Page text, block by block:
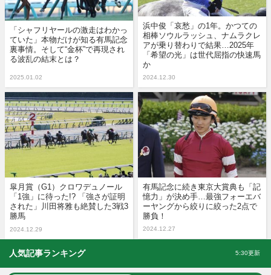
「シャフリヤールの激走はわかっ
ていた」本物だけが知る有馬記念
裏事情。そして“金杯”で再現され
る波乱の結末とは？
2025.01.02
浜中俊「哀愁」の1年。かつての
相棒ソウルラッシュ、ナムラクレ
アが乗り替わりで結果…2025年
「希望の光」は世代屈指の快速馬
か
2024.12.30
皐月賞（G1）クロワデュノール
「1強」に待った!? 「強さが証明
された」川田将雅も絶賛した3戦3
勝馬
2024.12.29
有馬記念に続き東京大賞典も「記
憶力」が決め手…最強フォーエバ
ーヤングから絞りに絞った2点で
勝負！
2024.12.27
人気記事ランキング 5:30更新